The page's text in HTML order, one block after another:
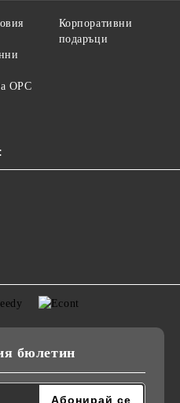
ОРС
Корпоративни
подаръци
бюлетин